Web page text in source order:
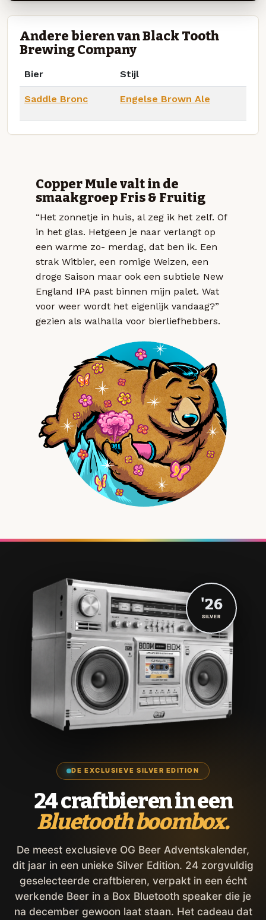
Andere bieren van Black Tooth
Brewing Company
Bier Stijl
Saddle Bronc Engelse Brown Ale
Copper Mule valt in de
smaakgroep Fris & Fruitig
“Het zonnetje in huis, al zeg ik het zelf. Of
in het glas. Hetgeen je naar verlangt op
een warme zo- merdag, dat ben ik. Een
strak Witbier, een romige Weizen, een
droge Saison maar ook een subtiele New
England IPA past binnen mijn palet. Wat
voor weer wordt het eigenlijk vandaag?”
gezien als walhalla voor bierliefhebbers.
DE EXCLUSIEVE SILVER EDITION
24 craftbieren in een
Bluetooth boombox.
De meest exclusieve OG Beer Adventskalender,
dit jaar in een unieke Silver Edition. 24 zorgvuldig
geselecteerde craftbieren, verpakt in een écht
werkende Beer in a Box Bluetooth speaker die je
na december gewoon laat staan. Het cadeau dat
'26
SILVER